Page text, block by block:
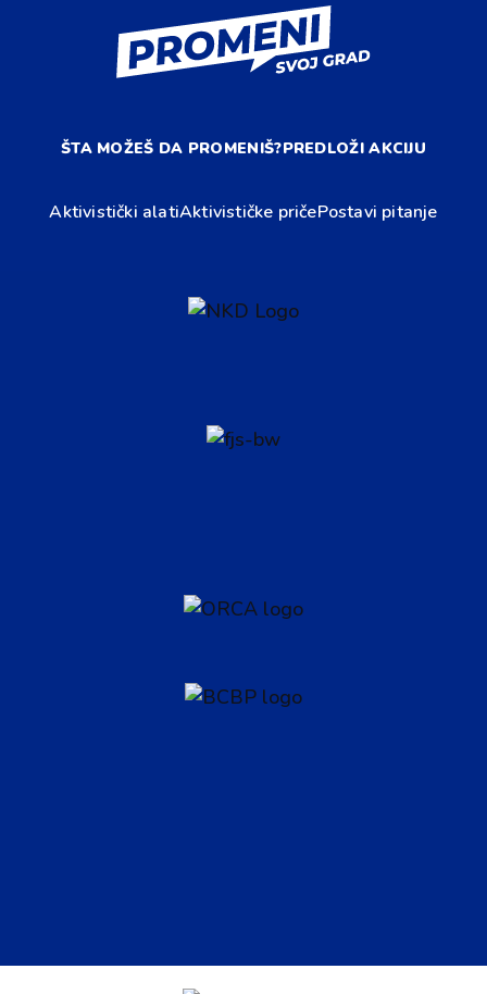
ŠTA MOŽEŠ DA PROMENIŠ?PREDLOŽI AKCIJU
Aktivistički alatiAktivističke pričePostavi pitanje